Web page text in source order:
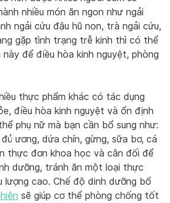
nhiều món ăn ngon như ngải
ngải cứu đậu hũ non, trà ngải cứu,
gặp tình trạng trễ kinh thì có thể
để điều hòa kinh nguyệt, phòng
thực phẩm khác có tác dụng
điều hòa kinh nguyệt và ổn định
phụ nữ mà bạn cần bổ sung như:
ương, dứa chín, gừng, sữa bơ, cá
thực đơn khoa học và cân đối để
dưỡng, tránh ăn một loại thực
lượng cao. Chế độ dinh dưỡng bổ
sẽ giúp cơ thể phòng chống tốt